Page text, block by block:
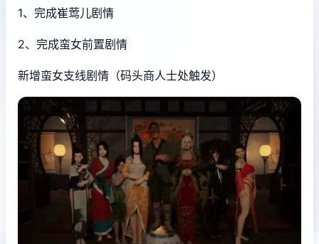
1、完成崔莺儿剧情
2、完成蛮女前置剧情
新增蛮女支线剧情（码头商人士处触发）